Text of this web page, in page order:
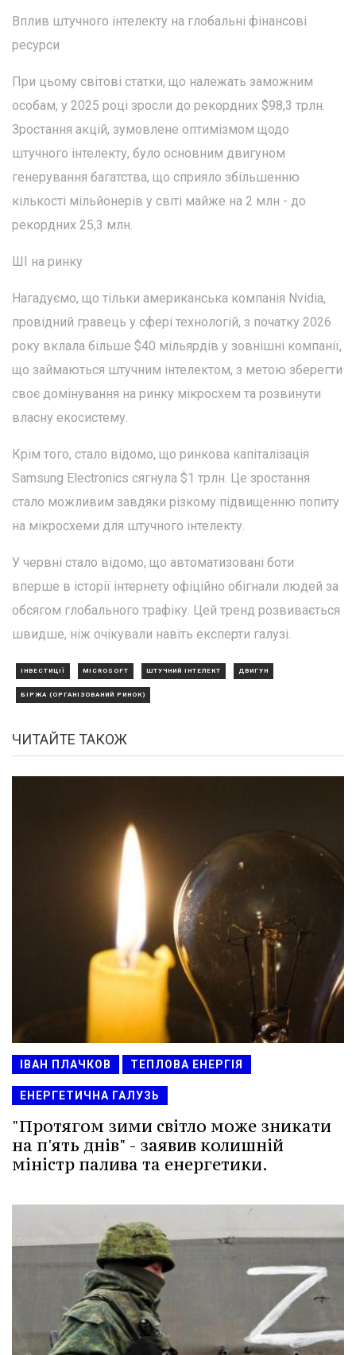
Вплив штучного інтелекту на глобальні фінансові
ресурси
При цьому світові статки, що належать заможним
особам, у 2025 році зросли до рекордних $98,3 трлн.
Зростання акцій, зумовлене оптимізмом щодо
штучного інтелекту, було основним двигуном
генерування багатства, що сприяло збільшенню
кількості мільйонерів у світі майже на 2 млн - до
рекордних 25,3 млн.
ШІ на ринку
Нагадуємо, що тільки американська компанія Nvidia,
провідний гравець у сфері технологій, з початку 2026
року вклала більше $40 мільярдів у зовнішні компанії,
що займаються штучним інтелектом, з метою зберегти
своє домінування на ринку мікросхем та розвинути
власну екосистему.
Крім того, стало відомо, що ринкова капіталізація
Samsung Electronics сягнула $1 трлн. Це зростання
стало можливим завдяки різкому підвищенню попиту
на мікросхеми для штучного інтелекту.
У червні стало відомо, що автоматизовані боти
вперше в історії інтернету офіційно обігнали людей за
обсягом глобального трафіку. Цей тренд розвивається
швидше, ніж очікували навіть експерти галузі.
ІНВЕСТИЦІЇ MICROSOFT ШТУЧНИЙ ІНТЕЛЕКТ ДВИГУН
БІРЖА (ОРГАНІЗОВАНИЙ РИНОК)
ЧИТАЙТЕ ТАКОЖ
ІВАН ПЛАЧКОВ ТЕПЛОВА ЕНЕРГІЯ
ЕНЕРГЕТИЧНА ГАЛУЗЬ
"Протягом зими світло може зникати
на п'ять днів" - заявив колишній
міністр палива та енергетики.